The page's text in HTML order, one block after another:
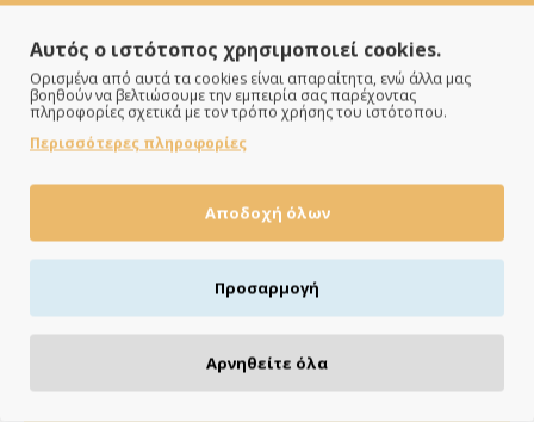
Χρώμα Μπορντώ
ημέρες
Αυτός ο ιστότοπος χρησιμοποιεί cookies.
Ορισμένα από αυτά τα cookies είναι απαραίτητα, ενώ άλλα μας
βοηθούν να βελτιώσουμε την εμπειρία σας παρέχοντας
πληροφορίες σχετικά με τον τρόπο χρήσης του ιστότοπου.
Περισσότερες πληροφορίες
Αποδοχή όλων
Προσαρμογή
Αρνηθείτε όλα